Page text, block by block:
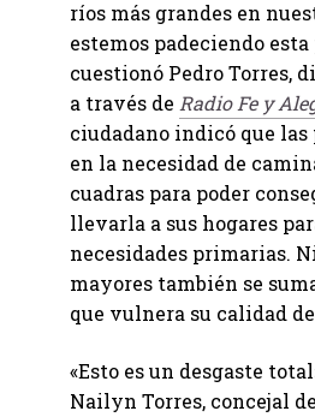
ríos más grandes en
estemos padeciendo
cuestionó Pedro Torres,
a través de Radio Fe y
ciudadano indicó que las
en la necesidad de
cuadras para poder
llevarla a sus hogares
necesidades primarias.
mayores también se
que vulnera su calidad
«Esto es un desgaste
Nailyn Torres, concejal